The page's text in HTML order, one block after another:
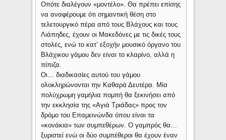
Οπότε διαλέγουν «μοντέλο». Θα πρέπει επίσης
να αναφέρουμε ότι σημαντική θέση στο
τελετουργικό πέρα από τους Βλάχους και τους
Λιάπηδες, έχουν οι Μακεδόνες με τις δικές τους
στολές, ενώ το κατ’ εξοχήν μουσικό όργανο του
Βλάχικου γάμου δεν είναι το κλαρίνο, αλλά η
πίπιζα.
Οι… διαδικασίες αυτού του γάμου
ολοκληρώνονται την Καθαρά Δευτέρα. Μία
πολύχρωμη γαμήλια πομπή θα ξεκινήσει από
την εκκλησία της «Αγιά Τριάδας» προς τον
δρόμο του Επαμεινώνδα όπου είναι τα
«κονάκια» των συμπεθέρων. Ο γαμπρός θα…
ξυριστεί ενώ οι δύο συμπέθεροι θα έχουν έναν